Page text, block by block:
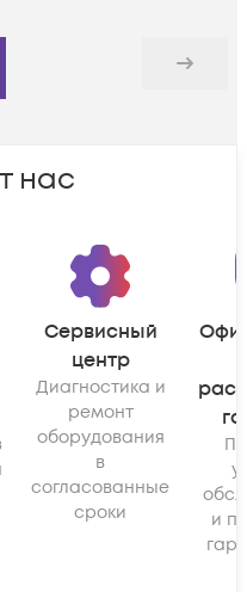
Дальше
нас
Сервисный
центр
Диагностика и
ремонт
оборудования
в
согласованные
сроки
и